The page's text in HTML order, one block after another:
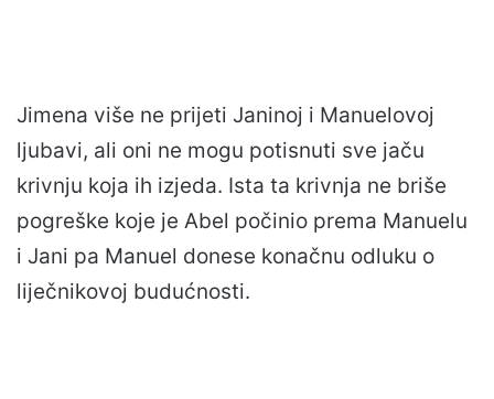
Jimena više ne prijeti Janinoj i Manuelovoj
ljubavi, ali oni ne mogu potisnuti sve jaču
krivnju koja ih izjeda. Ista ta krivnja ne briše
pogreške koje je Abel počinio prema Manuelu
i Jani pa Manuel donese konačnu odluku o
liječnikovoj budućnosti.